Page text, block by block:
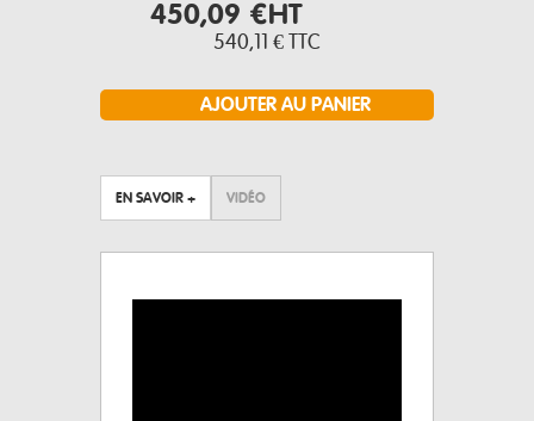
450,09 €HT
540,11 € TTC
EN SAVOIR + VIDÉO